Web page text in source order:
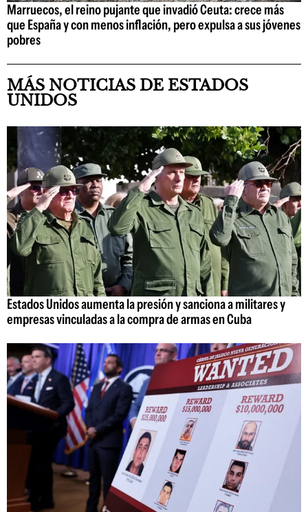
Marruecos, el reino pujante que invadió Ceuta: crece más
que España y con menos inflación, pero expulsa a sus jóvenes
pobres
MÁS NOTICIAS DE ESTADOS
UNIDOS
Estados Unidos aumenta la presión y sanciona a militares y
empresas vinculadas a la compra de armas en Cuba